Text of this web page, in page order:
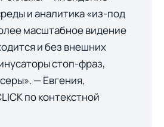
и аналитика «из-под
масштабное видение
и без внешних
стоп-фраз,
— Евгения,
по контекстной